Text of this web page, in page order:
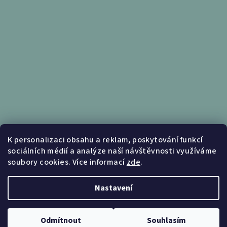
K personalizaci obsahu a reklam, poskytování funkcí
sociálních médií a analýze naší návštěvnosti využíváme
soubory cookies. Více informacízde.
Nastavení
Odmítnout Souhlasím
Informace pro vás
Obchodní podmínky
Upravit nastavení cookies